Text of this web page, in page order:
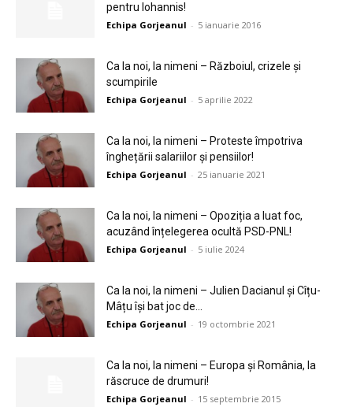
pentru Iohannis!
Echipa Gorjeanul - 5 ianuarie 2016
Ca la noi, la nimeni – Războiul, crizele și
scumpirile
Echipa Gorjeanul - 5 aprilie 2022
Ca la noi, la nimeni – Proteste împotriva
înghețării salariilor și pensiilor!
Echipa Gorjeanul - 25 ianuarie 2021
Ca la noi, la nimeni – Opoziția a luat foc,
acuzând înțelegerea ocultă PSD-PNL!
Echipa Gorjeanul - 5 iulie 2024
Ca la noi, la nimeni – Julien Dacianul și Cîțu-
Mâțu își bat joc de...
Echipa Gorjeanul - 19 octombrie 2021
Ca la noi, la nimeni – Europa şi România, la
răscruce de drumuri!
Echipa Gorjeanul - 15 septembrie 2015